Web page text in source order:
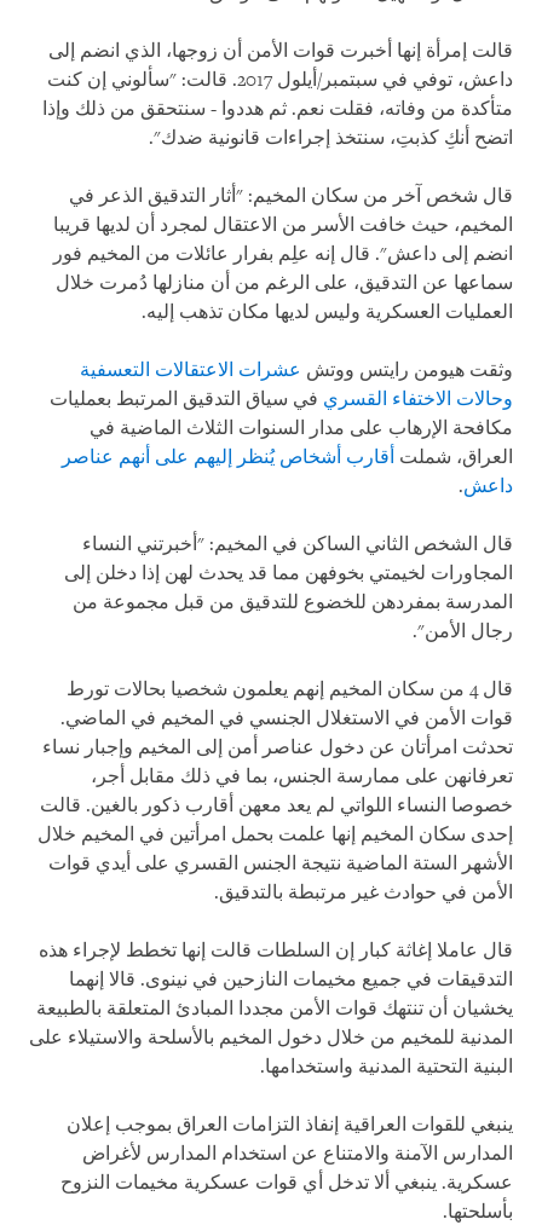
قالت إمرأة إنها أخبرت قوات الأمن أن زوجها، الذي انضم إلى
داعش، توفي في سبتمبر/أيلول 2017. قالت: "سألوني إن كنت
متأكدة من وفاته، فقلت نعم. ثم هددوا - سنتحقق من ذلك وإذا
اتضح أنكِ كذبتِ، سنتخذ إجراءات قانونية ضدك".
قال شخص آخر من سكان المخيم: "أثار التدقيق الذعر في
المخيم، حيث خافت الأسر من الاعتقال لمجرد أن لديها قريبا
انضم إلى داعش". قال إنه علِم بفرار عائلات من المخيم فور
سماعها عن التدقيق، على الرغم من أن منازلها دُمرت خلال
العمليات العسكرية وليس لديها مكان تذهب إليه.
وثقت هيومن رايتس ووتش عشرات الاعتقالات التعسفية
وحالات الاختفاء القسري في سياق التدقيق المرتبط بعمليات
مكافحة الإرهاب على مدار السنوات الثلاث الماضية في
العراق، شملت أقارب أشخاص يُنظر إليهم على أنهم عناصر
داعش.
قال الشخص الثاني الساكن في المخيم: "أخبرتني النساء
المجاورات لخيمتي بخوفهن مما قد يحدث لهن إذا دخلن إلى
المدرسة بمفردهن للخضوع للتدقيق من قبل مجموعة من
رجال الأمن".
قال 4 من سكان المخيم إنهم يعلمون شخصيا بحالات تورط
قوات الأمن في الاستغلال الجنسي في المخيم في الماضي.
تحدثت امرأتان عن دخول عناصر أمن إلى المخيم وإجبار نساء
تعرفانهن على ممارسة الجنس، بما في ذلك مقابل أجر،
خصوصا النساء اللواتي لم يعد معهن أقارب ذكور بالغين. قالت
إحدى سكان المخيم إنها علمت بحمل امرأتين في المخيم خلال
الأشهر الستة الماضية نتيجة الجنس القسري على أيدي قوات
الأمن في حوادث غير مرتبطة بالتدقيق.
قال عاملا إغاثة كبار إن السلطات قالت إنها تخطط لإجراء هذه
التدقيقات في جميع مخيمات النازحين في نينوى. قالا إنهما
يخشيان أن تنتهك قوات الأمن مجددا المبادئ المتعلقة بالطبيعة
المدنية للمخيم من خلال دخول المخيم بالأسلحة والاستيلاء على
البنية التحتية المدنية واستخدامها.
ينبغي للقوات العراقية إنفاذ التزامات العراق بموجب إعلان
المدارس الآمنة والامتناع عن استخدام المدارس لأغراض
عسكرية. ينبغي ألا تدخل أي قوات عسكرية مخيمات النزوح
بأسلحتها.